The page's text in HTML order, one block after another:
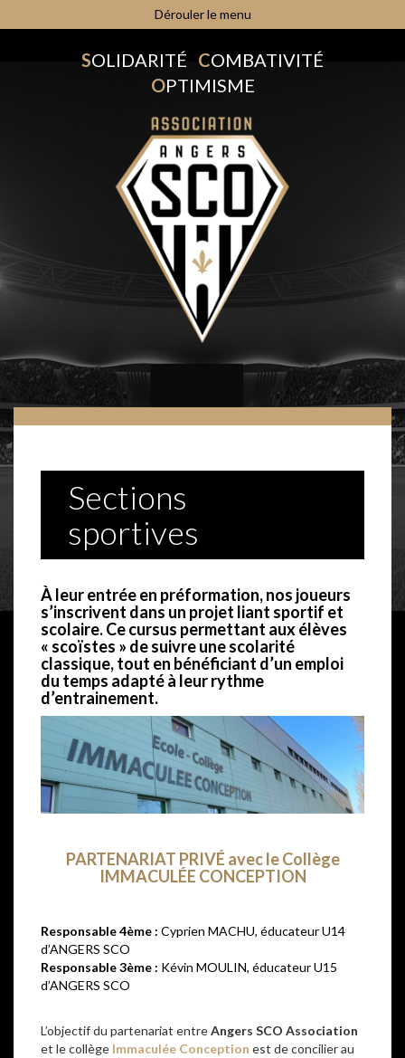
Dérouler le menu
SOLIDARITÉ COMBATIVITÉ
OPTIMISME
Sections
sportives
À leur entrée en préformation, nos joueurs
s’inscrivent dans un projet liant sportif et
scolaire. Ce cursus permettant aux élèves
« scoïstes » de suivre une scolarité
classique, tout en bénéficiant d’un emploi
du temps adapté à leur rythme
d’entrainement.
PARTENARIAT PRIVÉ avec le Collège
IMMACULÉE CONCEPTION
Responsable 4ème : Cyprien MACHU, éducateur U14
d’ANGERS SCO
Responsable 3ème : Kévin MOULIN, éducateur U15
d’ANGERS SCO
L’objectif du partenariat entreAngers SCO Association
et le collège Immaculée Conception est de concilier au